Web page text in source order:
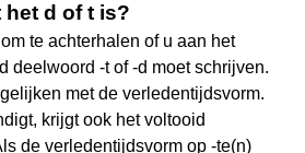
het d of t is?
te achterhalen of u aan het
deelwoord -t of -d moet schrijven.
met de verledentijdsvorm.
krijgt ook het voltooid
de verledentijdsvorm op -te(n)